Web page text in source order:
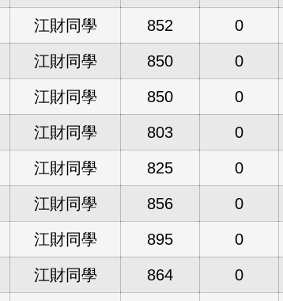
江財同學 852 0
江財同學 850 0
江財同學 850 0
江財同學 803 0
江財同學 825 0
江財同學 856 0
江財同學 895 0
江財同學 864 0